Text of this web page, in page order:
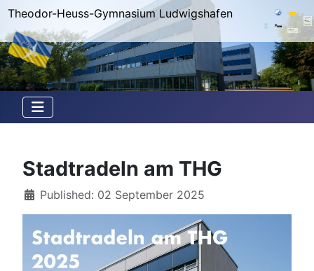
Theodor-Heuss-Gymnasium Ludwigshafen
Stadtradeln am THG
DetailsPublished: 02 September 2025